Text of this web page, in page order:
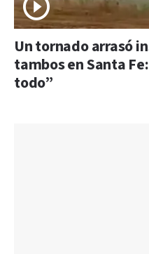
Un tornado arrasó
tambos en Santa
todo”